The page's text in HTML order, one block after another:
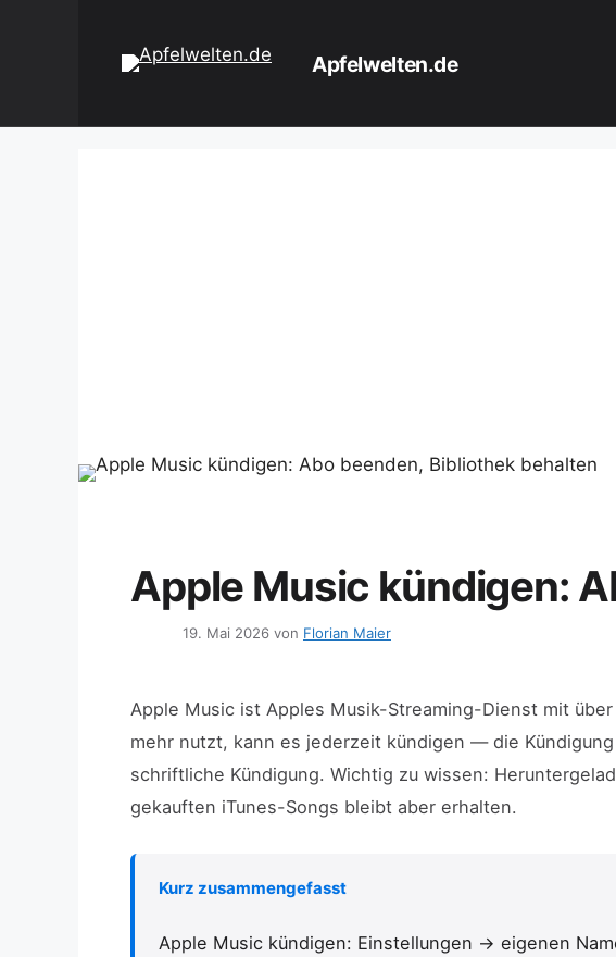
Apfelwelten.de
Apple Music kündigen:
19. Mai 2026 von Florian Maier
Apple Music ist Apples Musik-Streaming-Dienst mit
mehr nutzt, kann es jederzeit kündigen — die
schriftliche Kündigung. Wichtig zu wissen:
gekauften iTunes-Songs bleibt aber erhalten.
Kurz zusammengefasst
Apple Music kündigen: Einstellungen → eigenen